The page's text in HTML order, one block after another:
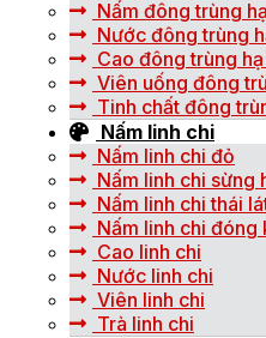
Nấm đông trùng
Nước đông trùng
Cao đông trùng
Viên uống đông
Tinh chất đông
Nấm linh chi
Nấm linh chi đỏ
Nấm linh chi sừng
Nấm linh chi thái
Nấm linh chi đóng
Cao linh chi
Nước linh chi
Viên linh chi
Trà linh chi